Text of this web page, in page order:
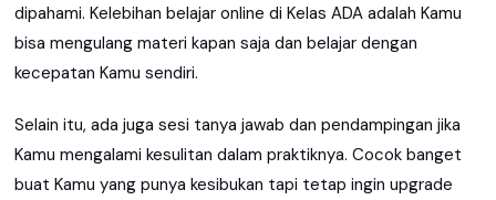
dipahami. Kelebihan belajar online di Kelas ADA adalah Kamu
bisa mengulang materi kapan saja dan belajar dengan
kecepatan Kamu sendiri.
Selain itu, ada juga sesi tanya jawab dan pendampingan jika
Kamu mengalami kesulitan dalam praktiknya. Cocok banget
buat Kamu yang punya kesibukan tapi tetap ingin upgrade